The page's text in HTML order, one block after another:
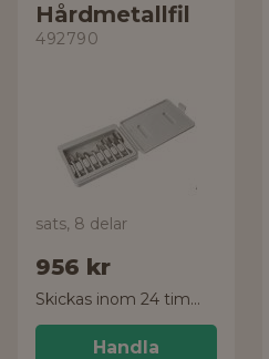
Hårdmetallfil
492790
sats, 8 delar
956 kr
Skickas inom 24 timmar!
Handla